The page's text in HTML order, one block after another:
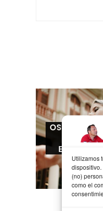
Utilizamos
(no)
como el
OS HE DICHO
ME HE